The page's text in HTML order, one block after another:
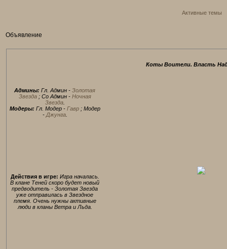
Активные темы
Объявление
Коты Воители. Власть
Админы: Гл. Админ -Золотая
Звезда; Со Админ - Ночная
Звезда.
Модеры: Гл. Модер - Гавр; Модер
- Джунга.
Действия в игре: Игра началась.
В клане Теней скоро будет новый
предводитель - Золотая Звезда
уже отправилась в Звездное
племя. Очень нужны активные
люди в кланы Ветра и Льда.